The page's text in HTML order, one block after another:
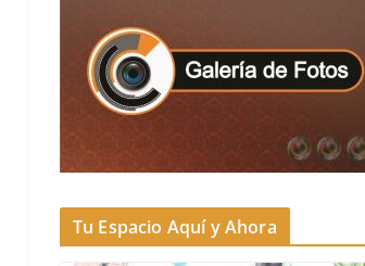
Tu Espacio Aquí y Ahora